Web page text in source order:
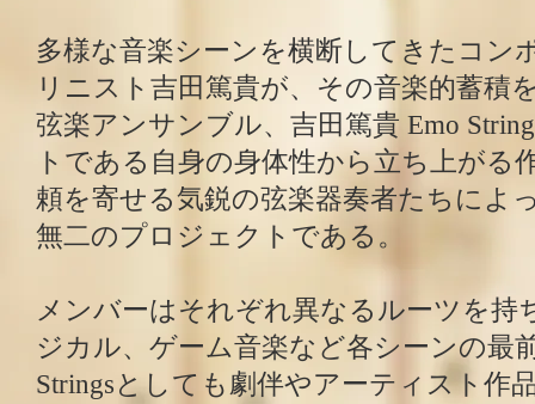
多様な音楽シーンを横断してきたコン
リニスト吉田篤貴が、その音楽的蓄積
弦楽アンサンブル、吉田篤貴 Emo
トである自身の身体性から立ち上がる
頼を寄せる気鋭の弦楽器奏者たちによ
無二のプロジェクトである。
メンバーはそれぞれ異なるルーツを持
ジカル、ゲーム音楽など各シーンの最
Stringsとしても劇伴やアーティスト作